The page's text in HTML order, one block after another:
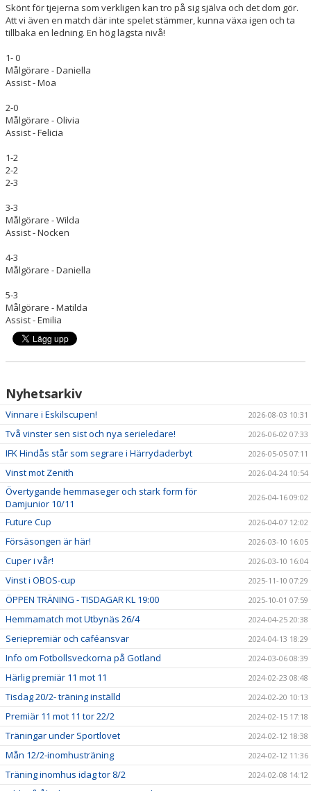
Skönt för tjejerna som verkligen kan tro på sig själva och det dom gör.
Att vi även en match där inte spelet stämmer, kunna växa igen och ta
tillbaka en ledning. En hög lägsta nivå!
1- 0
Målgörare - Daniella
Assist - Moa
2-0
Målgörare - Olivia
Assist - Felicia
1-2
2-2
2-3
3-3
Målgörare - Wilda
Assist - Nocken
4-3
Målgörare - Daniella
5-3
Målgörare - Matilda
Assist - Emilia
Nyhetsarkiv
Vinnare i Eskilscupen! 2026-08-03 10:31
Två vinster sen sist och nya serieledare! 2026-06-02 07:33
IFK Hindås står som segrare i Härrydaderbyt 2026-05-05 07:11
Vinst mot Zenith 2026-04-24 10:54
Övertygande hemmaseger och stark form för
Damjunior 10/11
2026-04-16 09:02
Future Cup 2026-04-07 12:02
Försäsongen är här! 2026-03-10 16:05
Cuper i vår! 2026-03-10 16:04
Vinst i OBOS-cup 2025-11-10 07:29
ÖPPEN TRÄNING - TISDAGAR KL 19:00 2025-10-01 07:59
Hemmamatch mot Utbynäs 26/4 2024-04-25 20:38
Seriepremiär och caféansvar 2024-04-13 18:29
Info om Fotbollsveckorna på Gotland 2024-03-06 08:39
Härlig premiär 11 mot 11 2024-02-23 08:48
Tisdag 20/2- träning inställd 2024-02-20 10:13
Premiär 11 mot 11 tor 22/2 2024-02-15 17:18
Träningar under Sportlovet 2024-02-12 18:38
Mån 12/2-inomhusträning 2024-02-12 11:36
Träning inomhus idag tor 8/2 2024-02-08 14:12